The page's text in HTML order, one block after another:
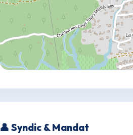
👤 Syndic & Mandat